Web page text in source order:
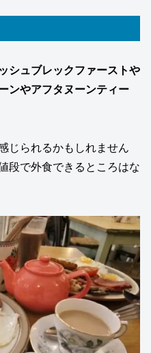
シュブレックファーストや
ンやアフタヌーンティー
じられるかもしれません
段で外食できるところはな